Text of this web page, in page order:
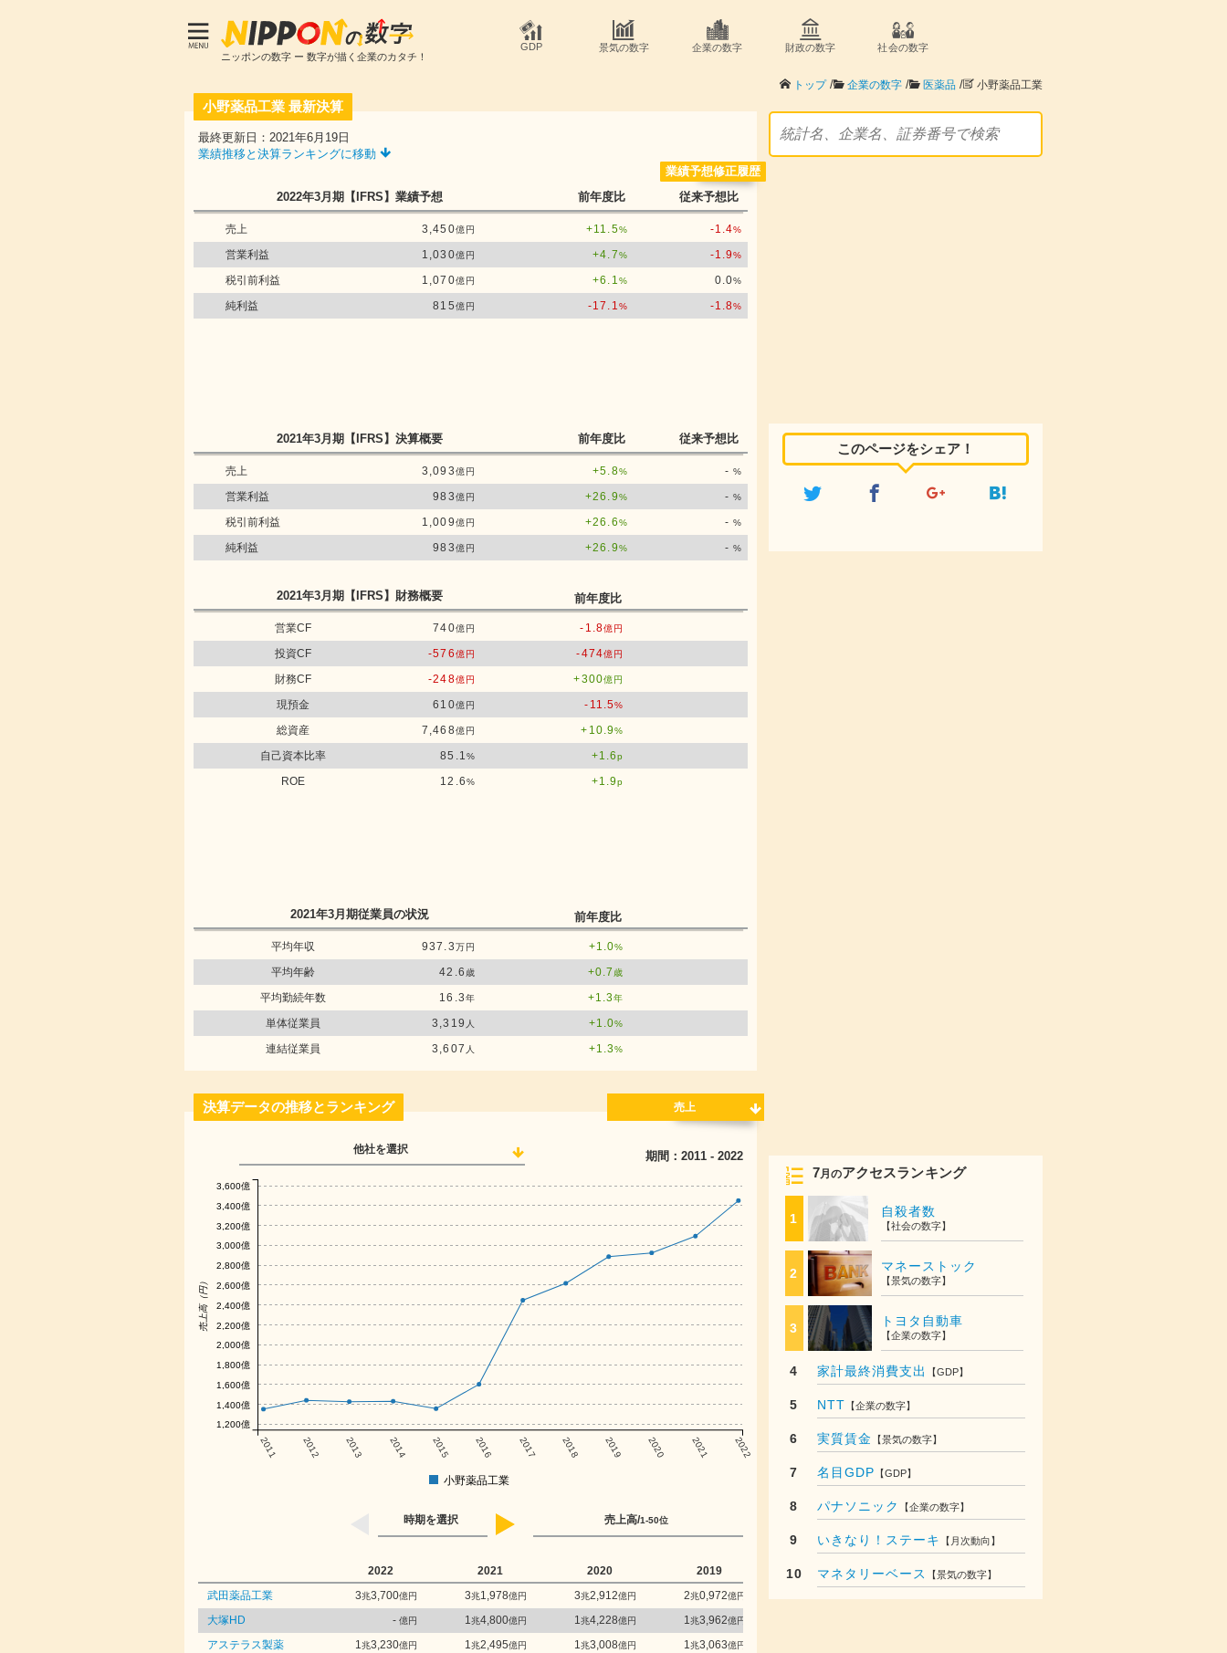
ニッポンの数字 ー 数字が描く企業のカタチ！
GDP 景気の数字 企業の数字 財政の数字 社会の数字
トップ/ 企業の数字 / 医薬品 / 小野薬品工業
小野薬品工業 最新決算
最終更新日：2021年6月19日
業績推移と決算ランキングに移動
2022年3月期 【IFRS】 業績予想
業績予想修正履歴
前年度比
従来予想比
売上 3,450億円 +11.5% -1.4%
営業利益 1,030億円 +4.7% -1.9%
税引前利益 1,070億円 +6.1% 0.0%
純利益 815億円 -17.1% -1.8%
2021年3月期 【IFRS】 決算概要 前年度比 従来予想比
売上 3,093億円 +5.8% -%
営業利益 983億円 +26.9% -%
税引前利益 1,009億円 +26.6% -%
純利益 983億円 +26.9% -%
2021年3月期 【IFRS】 財務概要 前年度比
営業CF 740億円 -1.8億円
投資CF -576億円 -474億円
財務CF -248億円 +300億円
現預金 610億円 -11.5%
総資産 7,468億円 +10.9%
自己資本比率 85.1% +1.6p
ROE 12.6% +1.9p
2021年3月期従業員の状況 前年度比
平均年収 937.3万円 +1.0%
平均年齢 42.6 歳 +0.7 歳
平均勤続年数 16.3年 +1.3年
単体従業員 3,319 人 +1.0%
連結従業員 3,607 人 +1.3%
決算データの推移とランキング 売上
他社を選択 期間： 2011- 2022
2011 2012 2013 2014 2015 2016 2017 2018 2019 2020 2021 2022
売上高（円）
1,200億
1,400億
1,600億
1,800億
2,000億
2,200億
2,400億
2,600億
2,800億
3,000億
3,200億
3,400億
3,600億
小野薬品工業
売上高/1-50位
時期を選択
2022 2021 2020 2019
2018
武田薬品工業
3兆3,700億円 3兆1,978億円 3兆2,912億円 2兆0,972億円
大塚HD - 億円 1兆4,800億円 1兆4,228億円 1兆3,962億円
アステラス製薬 1兆3,230億円 1兆2,495億円 1兆3,008億円 1兆3,063億円
このページをシェア！
7月のアクセスランキング
1 自殺者数
【社会の数字】
2 マネーストック
【景気の数字】
3 トヨタ自動車
【企業の数字】
4 家計最終消費支出 【GDP】
5 NTT 【企業の数字】
6 実質賃金 【景気の数字】
7 名目GDP 【GDP】
8 パナソニック 【企業の数字】
9 いきなり！ステーキ 【月次動向】
10 マネタリーベース 【景気の数字】